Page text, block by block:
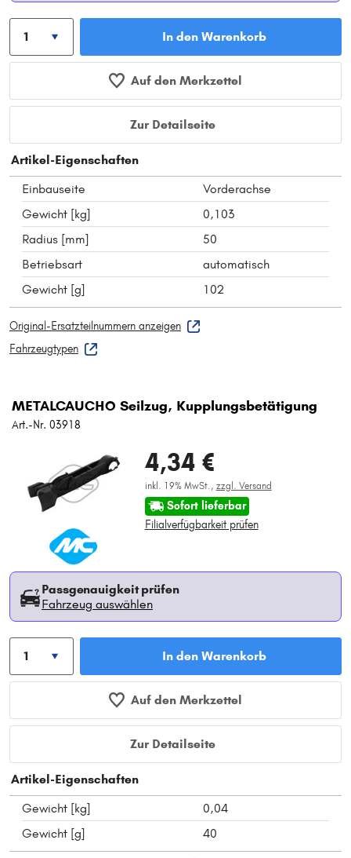
In den Warenkorb
Auf den Merkzettel
Zur Detailseite
Artikel-Eigenschaften
Einbauseite
Vorderachse
Gewicht [kg]
0,103
Radius [mm]
50
Betriebsart
automatisch
Gewicht [g]
102
Original-Ersatzteilnummern anzeigen
Fahrzeugtypen
METALCAUCHO Seilzug, Kupplungsbetätigung
Art.-Nr. 03918
4,34 €
inkl. 19% MwSt., zzgl. Versand
Sofort lieferbar
Filialverfügbarkeit prüfen
Passgenauigkeit prüfen
Fahrzeug auswählen
In den Warenkorb
Auf den Merkzettel
Zur Detailseite
Artikel-Eigenschaften
Gewicht [kg]
0,04
Gewicht [g]
40